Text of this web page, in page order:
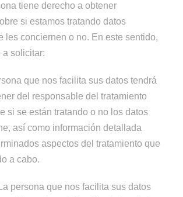
tiene derecho a obtener
si estamos tratando datos
les conciernen o no. En este sentido,
a solicitar:
que nos facilita sus datos tendrá
del responsable del tratamiento
si se están tratando o no los datos
así como información detallada
aspectos del tratamiento que
a cabo.
persona que nos facilita sus datos